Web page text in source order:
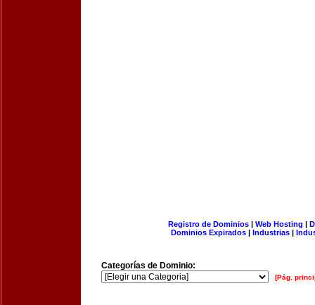
Registro de Dominios| Web Hosting |
Dominios Expirados | Industrias |
Categorías de Dominio:
[Pág.